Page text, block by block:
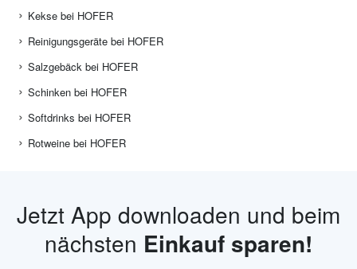
Kekse bei HOFER
Reinigungsgeräte bei HOFER
Salzgebäck bei HOFER
Schinken bei HOFER
Softdrinks bei HOFER
Rotweine bei HOFER
Jetzt App downloaden und beim
nächsten Einkauf sparen!